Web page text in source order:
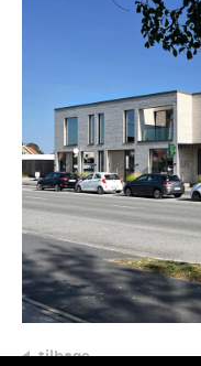
tilbage